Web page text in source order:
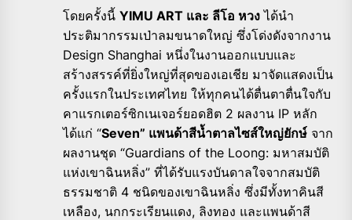
โดยครั้งนี้ YIMU ART และ ลีโอ หวง ได้นำ
ประติมากรรมเป่าลมขนาดใหญ่ ซึ่งโด่งดังจากงาน
Design Shanghai หนึ่งในงานออกแบบและ
สร้างสรรค์ที่ยิ่งใหญ่ที่สุดของเอเชีย มาจัดแสดงเป็น
ครั้งแรกในประเทศไทย ให้ทุกคนได้ตื่นตาตื่นใจกับ
คาแรกเตอร์ซิกเนเจอร์ยอดฮิต 2 ผลงาน IP หลัก
ได้แก่ “Seven” แพนด้าสีน้ำตาลไซส์ใหญ่ยักษ์ จาก
ผลงานชุด “Guardians of the Loong: มหาสมบัติ
แห่งเขาฉินหลิ่ง” ที่ได้รับแรงบันดาลใจจากสมบัติ
ธรรมชาติ 4 ชนิดของเขาฉินหลิ่ง ซึ่งมีทั้งทาคินสี
เหลือง, นกกระเรียนแดง, ลิงทอง และแพนด้าสี